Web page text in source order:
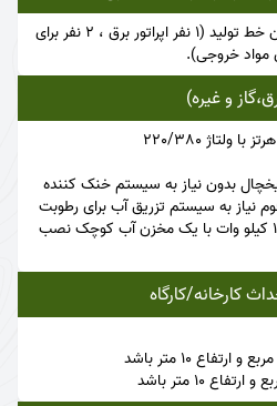
نیاز به 5-6 نفر برای کار در این خط تولید (1 نفر اپراتور برق ، 2 نفر برای
و غیره)
بدون نیاز به سیستم خنک کننده
به سیستم تزریق آب برای رطوبت
دهی می باشد. (یک پمپ آب 1.5 کیلو وات با یک مخزن آب کوچک نصب
کارخانه/کارگاه